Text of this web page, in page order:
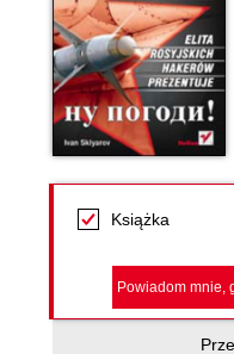
Książka
Powiadom mnie,